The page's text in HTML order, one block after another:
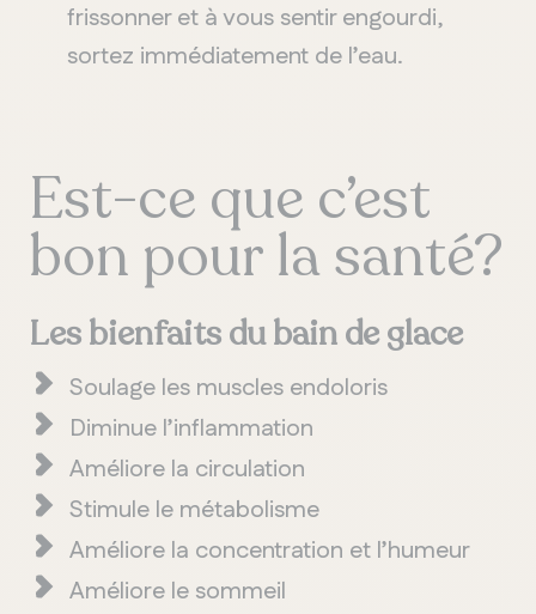
frissonneret àvous sentir engourdi,
sortez immédiatement de l’eau.
Est-ce que c’est
bon pour la santé?
Les bienfaits du bain de glace
Soulage les muscles endoloris
Diminue l’inflammation
Améliore la circulation
Stimule le métabolisme
Améliore la concentration et l’humeur
Améliore le sommeil